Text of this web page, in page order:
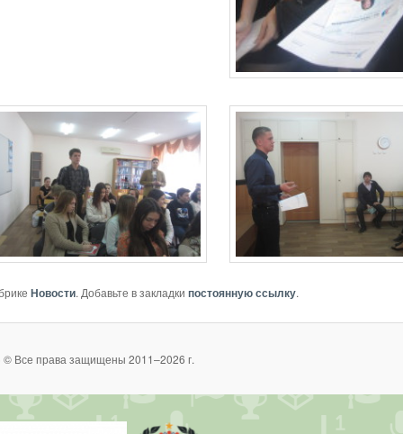
Новости. Добавьте в закладки постоянную ссылку.
Все права защищены 2011–2026 г.